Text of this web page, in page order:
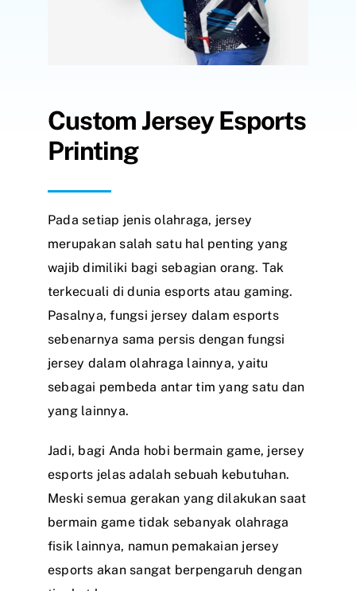
Custom Jersey Esports
Printing
Pada setiap jenis olahraga, jersey
merupakan salah satu hal penting yang
wajib dimiliki bagi sebagian orang. Tak
terkecuali di dunia esports atau gaming.
Pasalnya, fungsi jersey dalam esports
sebenarnya sama persis dengan fungsi
jersey dalam olahraga lainnya, yaitu
sebagai pembeda antar tim yang satu dan
yang lainnya.
Jadi, bagi Anda hobi bermain game, jersey
esports jelas adalah sebuah kebutuhan.
Meski semua gerakan yang dilakukan saat
bermain game tidak sebanyak olahraga
fisik lainnya, namun pemakaian jersey
esports akan sangat berpengaruh dengan